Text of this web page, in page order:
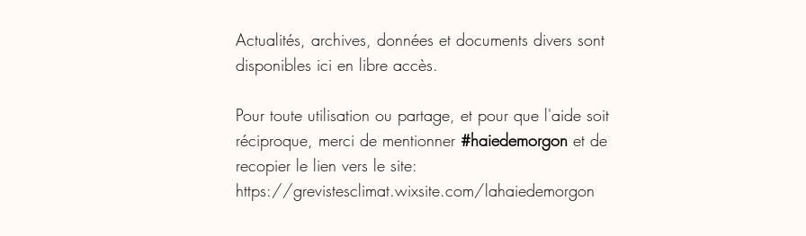
Actualités, archives, données et documents divers sont
disponibles ici en libre accès.
Pour toute utilisation ou partage, et pour que l'aide soit
réciproque, merci de mentionner #haiedemorgon et de
recopier le lien vers le site:
https://grevistesclimat.wixsite.com/lahaiedemorgon